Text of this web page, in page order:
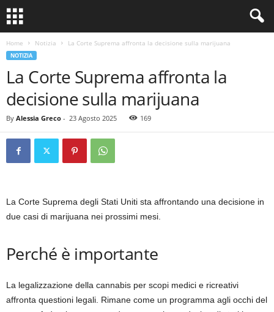
Home Notizia La Corte Suprema affronta la decisione sulla marijuana
NOTIZIA
La Corte Suprema affronta la
decisione sulla marijuana
By Alessia Greco - 23 Agosto 2025 169
La Corte Suprema degli Stati Uniti sta affrontando una decisione in
due casi di marijuana nei prossimi mesi.
Perché è importante
La legalizzazione della cannabis per scopi medici e ricreativi
affronta questioni legali. Rimane come un programma agli occhi del